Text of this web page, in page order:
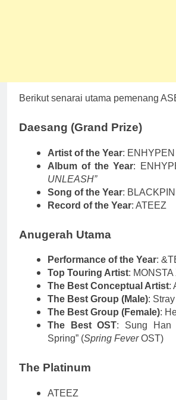
Berikut senarai utama pemenang
Daesang (Grand Prize)
Artist of the Year: ENHYPEN
Album of the Year:
UNLEASH”
Song of the Year:
Record of the Year: ATEEZ
Anugerah Utama
Performance of the Year:
Top Touring Artist:
The Best Conceptual Artist:
The Best Group (Male):
The Best Group (Female):
The Best OST: Sung Han
Spring” (Spring FeverOST)
The Platinum
ATEEZ